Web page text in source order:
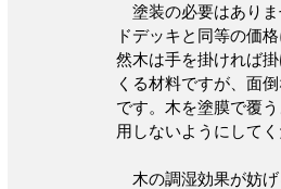
塗装の必要はありま
ドデッキと同等の価
然木は手を掛ければ
くる材料ですが、面
です。木を塗膜で覆
用しないようにしてく
木の調湿効果が妨